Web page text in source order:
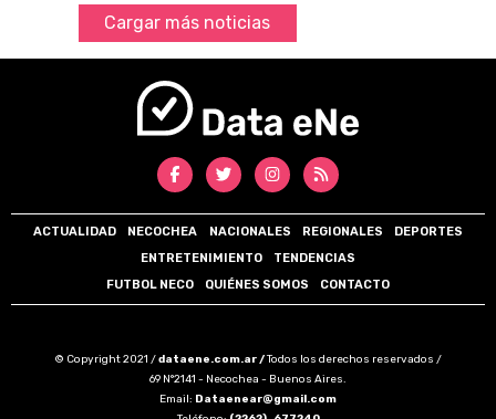
Cargar más noticias
ACTUALIDAD NECOCHEA NACIONALES REGIONALES
DEPORTES
ENTRETENIMIENTO
TENDENCIAS
FUTBOL NECO
QUIÉNES SOMOS CONTACTO
© Copyright 2021 /dataene.com.ar /Todos los derechos reservados /
69 N°2141 - Necochea - Buenos Aires.
Email: Dataenear@gmail.com